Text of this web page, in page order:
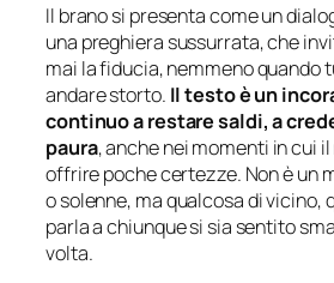
Il brano si presenta come un
una preghiera sussurrata, che
mai la fiducia, nemmeno quando
andare storto. Il testo è un
continuo a restare saldi, a
paura, anche nei momenti in cui
offrire poche certezze. Non è un
o solenne, ma qualcosa di vicino,
parla a chiunque si sia sentito
volta.